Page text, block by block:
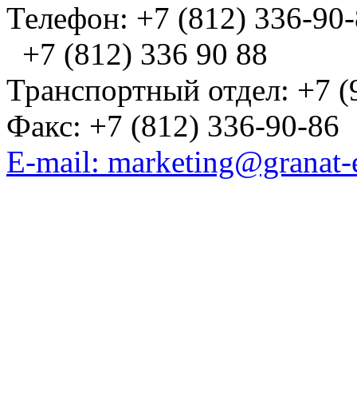
Телефон: +7 (812) 336-
+7 (812) 336 90 88
Транспортный отдел: +7
Факс: +7 (812) 336-90-86
E-mail: